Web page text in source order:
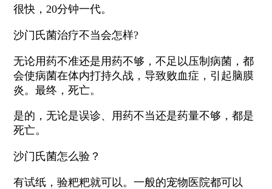
很快，20分钟一代。
沙门氏菌治疗不当会怎样?
无论用药不准还是用药不够，不足以压制病菌，都
会使病菌在体内打持久战，导致败血症，引起脑膜
炎。最终，死亡。
是的，无论是误诊、用药不当还是药量不够，都是
死亡。
沙门氏菌怎么验？
有试纸，验粑粑就可以。一般的宠物医院都可以